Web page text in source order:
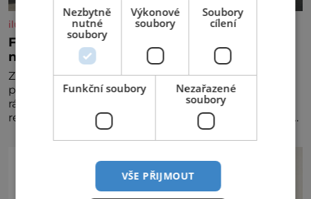
iluxus.cz
Ford dává český fotbal do pohybu. Stává se
novým partnerem FAČR
Značka Ford se od srpna 2026 stává novým
partnerem Fotbalové asociace České republiky. V
rámci tříleté spolupráce zajistí mobilitu asociace,
reprezentačních týmů i českého fotbalu v regionech.
Nezbytně
nutné
soubory
Výkonové
soubory
Soubory
cílení
Funkční soubory
Nezařazené
soubory
VŠE PŘIJMOUT